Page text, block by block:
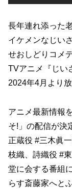
長年連れ添った
イケメンなじい
せおしどりコメ
TVアニメ『じい
2024年4月より放
アニメ最新情報
そ!」の配信が決
正蔵役 #三木眞
枝織、詩織役 #
堂に会する番組
らす斎藤家へと